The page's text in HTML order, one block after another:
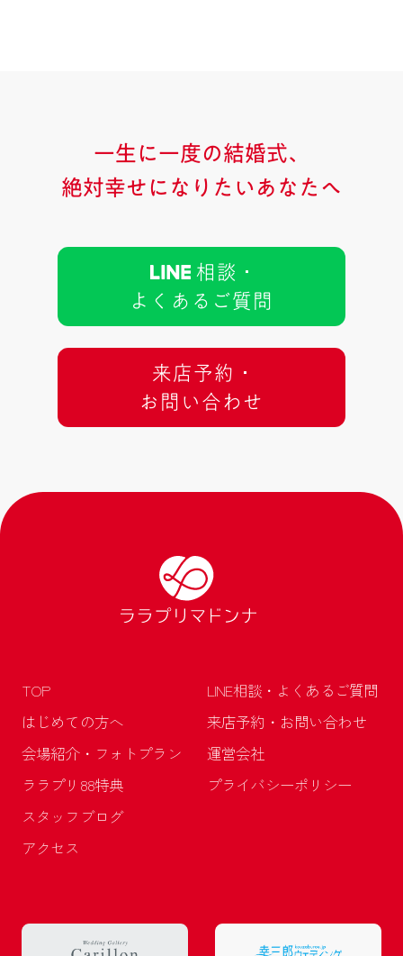
一生に一度の結婚式、
絶対幸せになりたいあなたへ
相談 ･
よくあるご質問
来店予約 ･
お問い合わせ
TOP
はじめての方へ
会場紹介・フォトプラン
ララプリ88特典
スタッフブログ
アクセス
LINE相談・よくあるご質問
来店予約・お問い合わせ
運営会社
プライバシーポリシー